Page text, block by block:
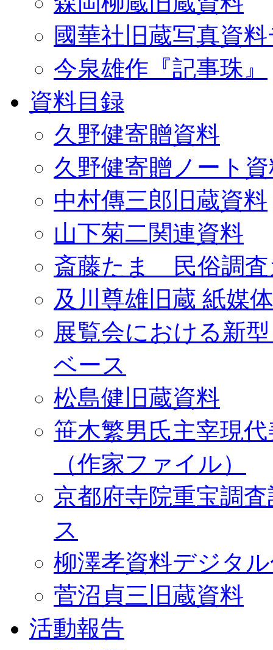
國華社旧蔵写真資
今泉雄作『記事珠』
資料目録
久野健寄贈資料
久野健寄贈ノート
中村傳三郎旧蔵資料
山下菊二関連資料
斎藤たま 民俗調査
及川尊雄旧蔵 紙媒
展覧会における新
ベース
松島健旧蔵資料
笹木繁男氏主宰現
（作家ファイル）
京都府寺院重宝調
ス
柳澤孝資料デジタ
菅沼貞三旧蔵資料
活動報告